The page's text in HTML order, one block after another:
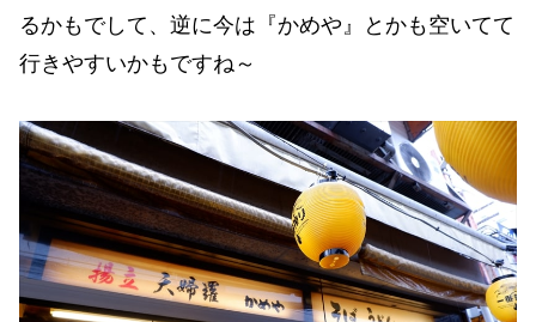
るかもでして、逆に今は『かめや』とかも空いてて
行きやすいかもですね～